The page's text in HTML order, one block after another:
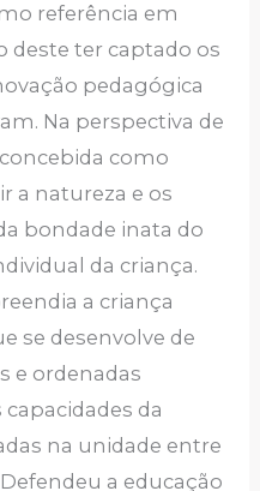
referência em
deste ter captado os
pedagógica
Na perspectiva de
como
a natureza e os
bondade inata do
da criança.
a criança
se desenvolve de
e ordenadas
da
na unidade entre
a educação